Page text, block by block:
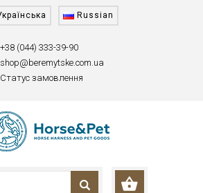
Russian
+38 (044) 333-39-90
shop@beremytske.com.ua
Статус замовлення